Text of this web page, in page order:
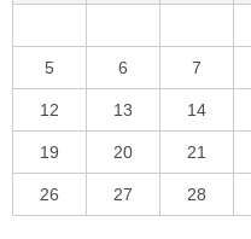
5 6 7
12 13 14
19 20 21
26 27 28